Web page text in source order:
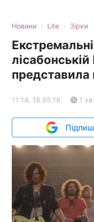
Новини › Lite › Зірки
представила
11:14, 18.05.18 1 хв.